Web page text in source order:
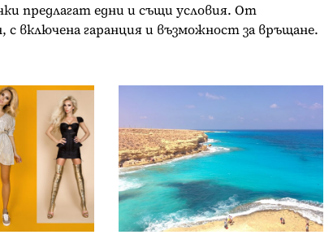
предлагат едни и същи условия. От
включена гаранция и възможност за връщане.